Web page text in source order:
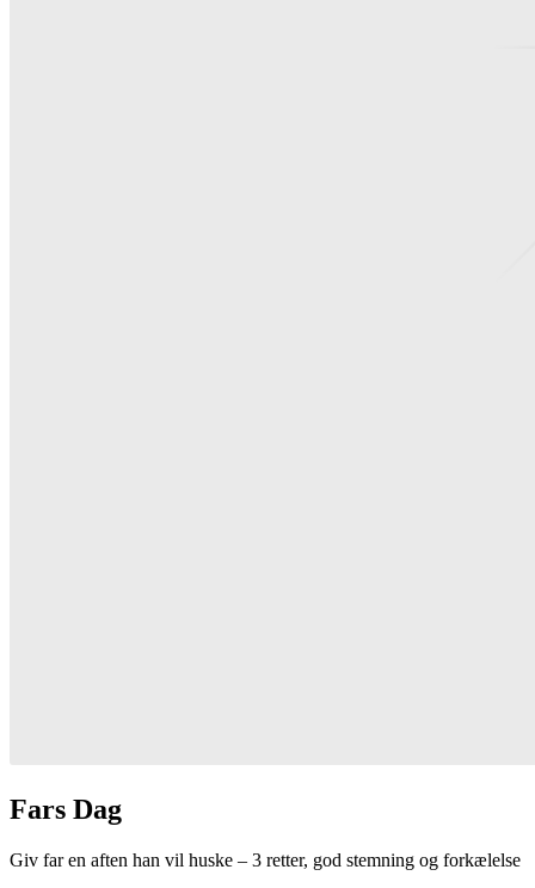
Fars Dag
Giv far en aften han vil huske – 3 retter, god stemning og forkælelse